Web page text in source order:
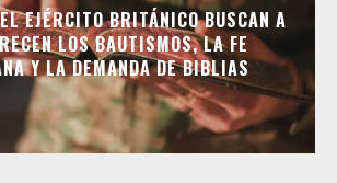
EJÉRCITO BRITÁNICO BUSCAN A
LOS BAUTISMOS, LA FE
Y LA DEMANDA DE BIBLIAS